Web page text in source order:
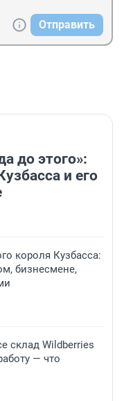
Отправить
до этого»:
и его
короля Кузбасса:
бизнесмене,
склад Wildberries
— что